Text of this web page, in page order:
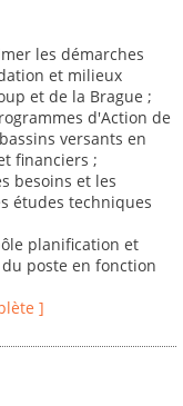
les démarches
et milieux
et de la Brague ;
d'Action de
versants en
financiers ;
besoins et les
études techniques
planification et
poste en fonction
]